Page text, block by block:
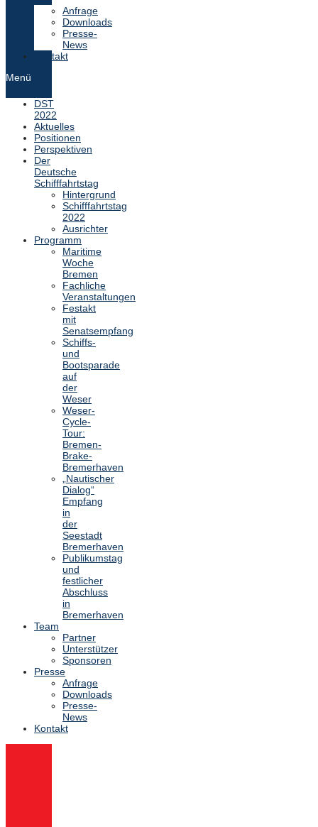
Anfrage
Downloads
Presse-
News
Kontakt
Menü
DST
2022
Aktuelles
Positionen
Perspektiven
Der
Deutsche
Schifffahrtstag
Hintergrund
Schifffahrtstag
2022
Ausrichter
Programm
Maritime
Woche
Bremen
Fachliche
Veranstaltungen
Festakt
mit
Senatsempfang
Schiffs-
und
Bootsparade
auf
der
Weser
Weser-
Cycle-
Tour:
Bremen-
Brake-
Bremerhaven
„Nautischer
Dialog“
Empfang
in
der
Seestadt
Bremerhaven
Publikumstag
und
festlicher
Abschluss
in
Bremerhaven
Team
Partner
Unterstützer
Sponsoren
Presse
Anfrage
Downloads
Presse-
News
Kontakt